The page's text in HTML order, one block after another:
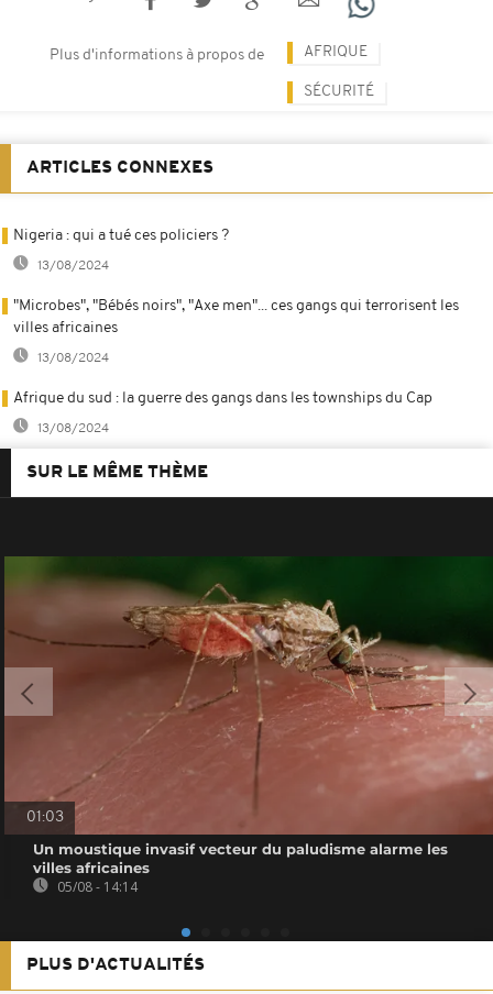
Plus d'informations à propos de AFRIQUE
SÉCURITÉ
ARTICLES CONNEXES
Nigeria : qui a tué ces policiers ?
13/08/2024
"Microbes", "Bébés noirs", "Axe men"... ces gangs qui terrorisent les
villes africaines
13/08/2024
Afrique du sud : la guerre des gangs dans les townships du Cap
13/08/2024
SUR LE MÊME THÈME
01:03
Un moustique invasif vecteur du paludisme alarme les
villes africaines
05/08 - 14:14
PLUS D'ACTUALITÉS